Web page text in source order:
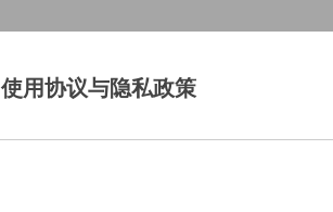
使用协议与隐私政策